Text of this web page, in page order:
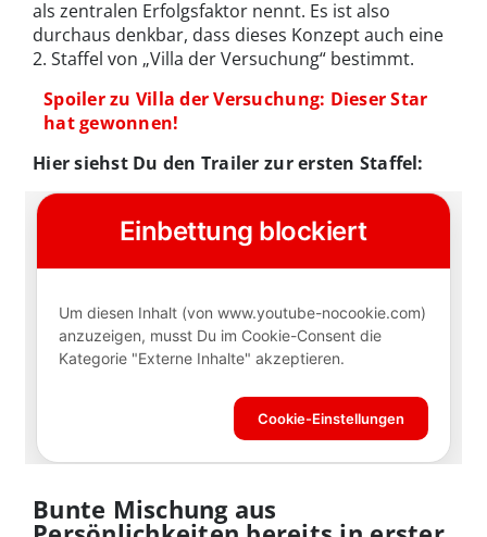
als zentralen Erfolgsfaktor nennt. Es ist also
durchaus denkbar, dass dieses Konzept auch eine
2. Staffel von „Villa der Versuchung“ bestimmt.
Spoiler zu Villa der Versuchung: Dieser Star
hat gewonnen!
Hier siehst Du den Trailer zur ersten Staffel:
Bunte Mischung aus